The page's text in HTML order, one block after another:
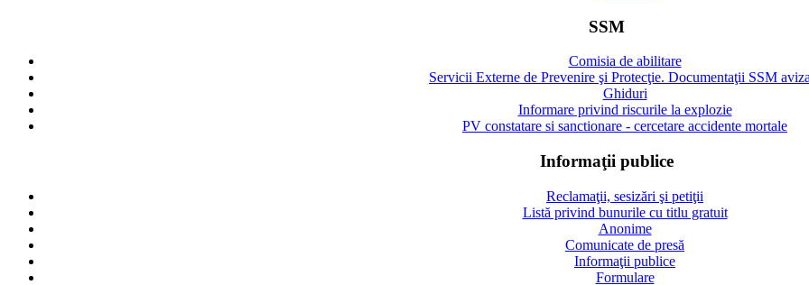
SSM
Comisia de abilitare
Servicii Externe de Prevenire şi Protecţie. Documentaţii SSM
Ghiduri
Informare privind riscurile la explozie
PV constatare si sanctionare - cercetare accidente mortale
Informaţii publice
Reclamaţii, sesizări şi petiţii
Listă privind bunurile cu titlu gratuit
Anonime
Comunicate de presă
Informaţii publice
Formulare